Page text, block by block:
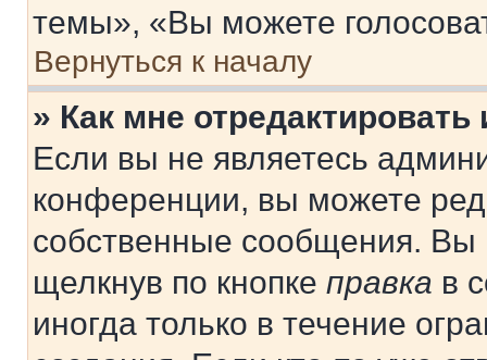
темы», «Вы можете
Вернуться к началу
» Как мне
Если вы не являетесь
конференции, вы можете
собственные сообщения. Вы
щелкнув по кнопке правка в
иногда только в течение